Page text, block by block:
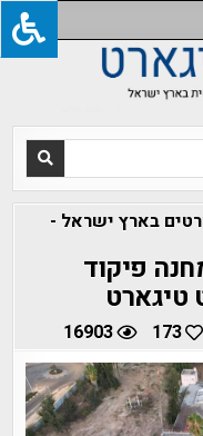
בארץ ישראל -
פיקוד
טיגארט
173
16903